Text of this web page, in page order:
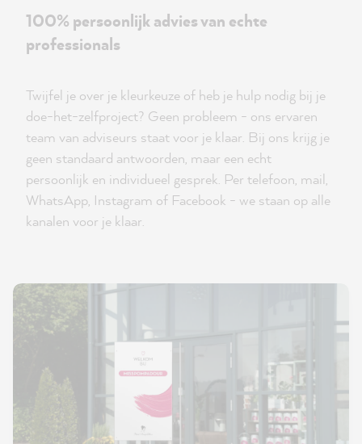
100% persoonlijk advies van echte
professionals
Twijfel je over je kleurkeuze of heb je hulp nodig bij je
doe-het-zelfproject? Geen probleem - ons ervaren
team van adviseurs staat voor je klaar. Bij ons krijg je
geen standaard antwoorden, maar een echt
persoonlijk en individueel gesprek. Per telefoon, mail,
WhatsApp, Instagram of Facebook - we staan op alle
kanalen voor je klaar.